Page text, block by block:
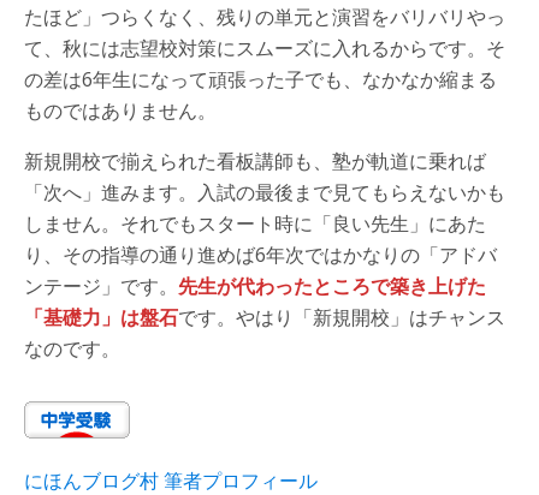
たほど」つらくなく、残りの単元と演習をバリバリやっ
て、秋には志望校対策にスムーズに入れるからです。そ
の差は6年生になって頑張った子でも、なかなか縮まる
ものではありません。
新規開校で揃えられた看板講師も、塾が軌道に乗れば
「次へ」進みます。入試の最後まで見てもらえないかも
しません。それでもスタート時に「良い先生」にあた
り、その指導の通り進めば6年次ではかなりの「アドバ
ンテージ」です。 先生が代わったところで築き上げた
「基礎力」は盤石です。やはり「新規開校」はチャンス
なのです。
にほんブログ村 筆者プロフィール